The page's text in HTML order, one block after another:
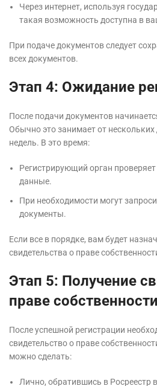
Через интернет, используя
такая возможность доступна в
При подаче документов следует
всех документов.
Этап 4: Ожидание
После подачи документов
Обычно это занимает от нескольких
недель. В это время:
Регистрирующий орган
данные.
При необходимости могут
документы.
Если все в порядке, вам будет
свидетельства о праве
Этап 5: Получение
праве собственности
После успешной регистрации
свидетельство о праве
можно сделать:
Лично, обратившись в Росреестр